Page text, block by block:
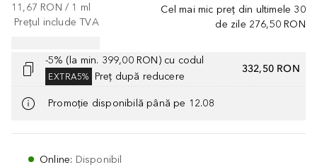
Cel mai mic preț din ultimele 30
de zile 276,50 RON
11,67 RON / 1 ml
Prețul include TVA
-5% (la min. 399,00 RON) cu codul
EXTRA5% Preț după reducere
332,50 RON
Promoție disponibilă până pe 12.08
Online: Disponibil